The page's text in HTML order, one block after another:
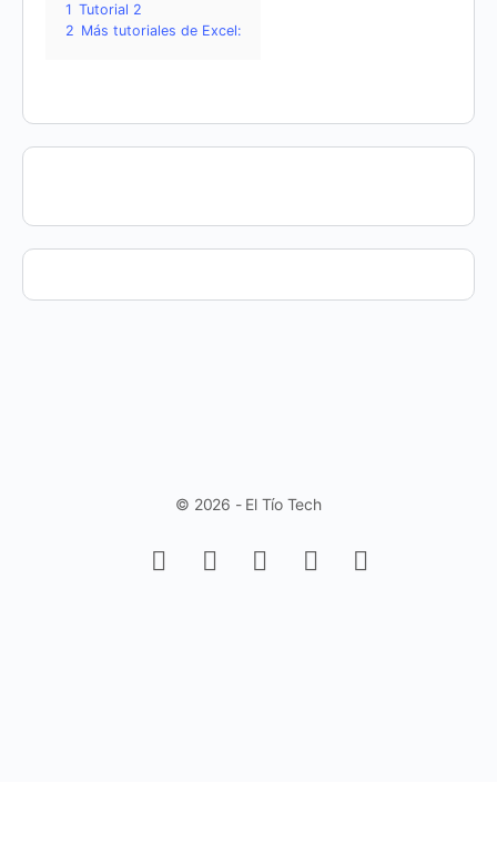
1 Tutorial 2
2 Más tutoriales de Excel:
© 2026 - El Tío Tech